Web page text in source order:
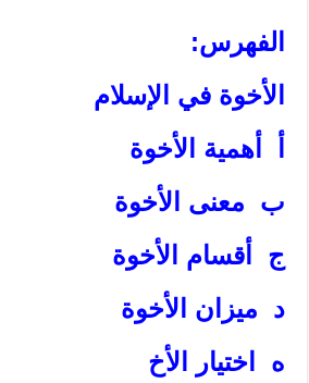
الفهرس:
الأخوة في الإسلام‏
أ أهمية الأخوة
ب معنى الأخوة
ج أقسام الأخوة
د ميزان الأخوة
ه اختيار الأخ‏